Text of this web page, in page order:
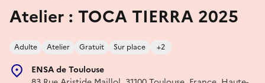
Atelier : TOCA TIERRA 2025
Adulte Atelier Gratuit Sur place +2
ENSA de Toulouse